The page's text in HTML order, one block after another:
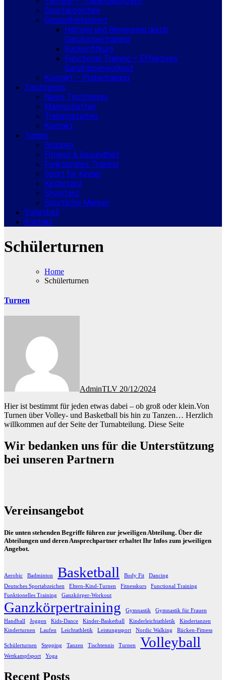
Sportabzeichen
Gesundheitssport
Haltung und Bewegung durch
Ganzkörpertraining
Rückenfitkurs
Functional Training – Effektives
Ganzkörperworkout
Kontakt – Probetraining
Tischtennis
News Tischtennis
Mannschaften
Trainingszeiten
Kontakt
Turnen
Gruppen
Fitness & Gesundheit
Funktionales Training
Sport für Kinder
Kindertanz
Showtanz
Sportliche Männer
Volleyball
Kontakt
Schülerturnen
Home
Schülerturnen
Turnen
AdminTLV 20/12/2024
Hier ist bestimmt für jeden etwas dabei – ob groß oder klein.Von
Turnen über Volley- und Basketball bis hin zu Tanzen… Herzlich
willkommen auf der Seite der Turnabteilung. Diese Seite
Wir bedanken uns für die Unterstützung
bei unseren Partnern
Vereinsangebot
Die unten stehenden Begriffe führen zur jeweiligen Abteilung. Über die
Abteilungen und deren Ansprechpartner erhaltet Ihr Infos zum jeweiligen
Angebot.
Aerobic Badminton Basketball Body Fit
Dancing
Deutsches Sportabzeichen
Eltern-Kind-Turnen Fitnesskurs
Functional Training
Funktionelles Training
Ganzkörper-Workout
Ganzkörpertraining Gymnastik
Gymnastik für Frauen
Handball
Joggen Kids-Dance Kinder-Basketball Kinderleichtathletik
Kindertanzen
Kinderturnen
Laufen Leichtathletik Leistungssport Nordic Walking Rücken-Fitness
Schülerturnen Stepping Tanzen Tischtennis Turnen Volleyball
Wettkampfsport Yoga
Recent Posts